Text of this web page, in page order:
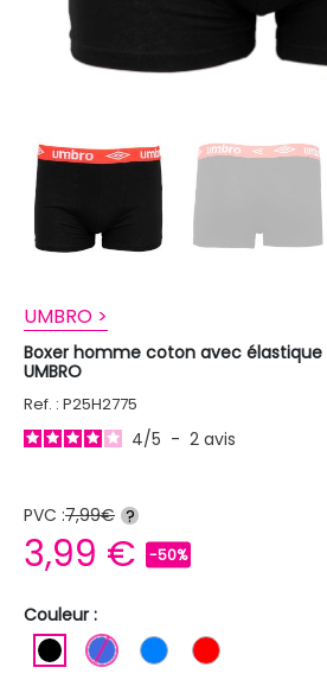
UMBRO >
Boxer homme coton avec
UMBRO
Ref. : P25H2775
4/5 - 2 avis
PVC :7,99€ ?
3,99 € -50%
Couleur :
NOIR BLEU ROIBLEU ROUGE